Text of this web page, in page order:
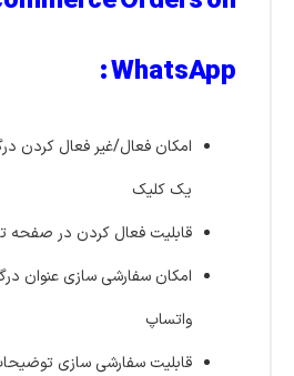
WhatsApp :
امکان فعال/غیر فعال کردن
یک کلیک
قابلیت فعال کردن در صفحه
امکان سفارشی سازی عنوان
واتساپ
قابلیت سفارشی سازی